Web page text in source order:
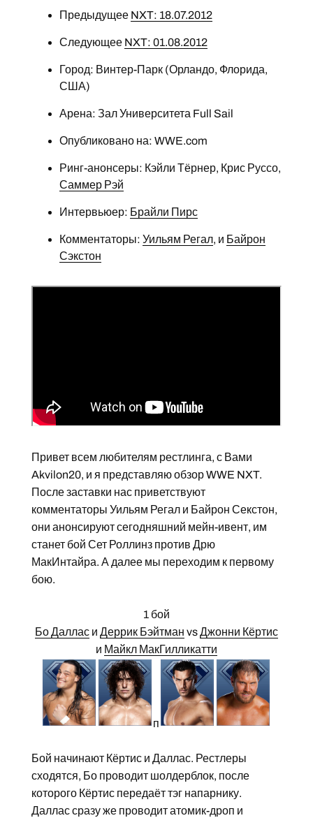
Предыдущее NXT: 18.07.2012
Следующее NXT: 01.08.2012
Город: Винтер-Парк (Орландо, Флорида,
США)
Арена: Зал Университета Full Sail
Опубликовано на: WWE.com
Ринг-анонсеры: Кэйли Тёрнер, Крис Руссо,
Саммер Рэй
Интервьюер: Брайли Пирс
Комментаторы: Уильям Регал, и Байрон
Сэкстон
Привет всем любителям рестлинга, с Вами
Akvilon20, и я представляю обзор WWE NXT.
После заставки нас приветствуют
комментаторы Уильям Регал и Байрон Секстон,
они анонсируют сегодняшний мейн-ивент, им
станет бой Сет Роллинз против Дрю
МакИнтайра. А далее мы переходим к первому
бою.
1 бой
Бо Далласи Деррик Бэйтман vsДжонни Кёртис
и Майкл МакГилликатти
п
Бой начинают Кёртис и Даллас. Рестлеры
сходятся, Бо проводит шолдерблок, после
которого Кёртис передаёт тэг напарнику.
Даллас сразу же проводит атомик-дроп и